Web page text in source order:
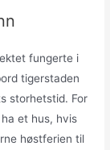
fungerte i
tigerstaden
storhetstid. For
et hus, hvis
høstferien til